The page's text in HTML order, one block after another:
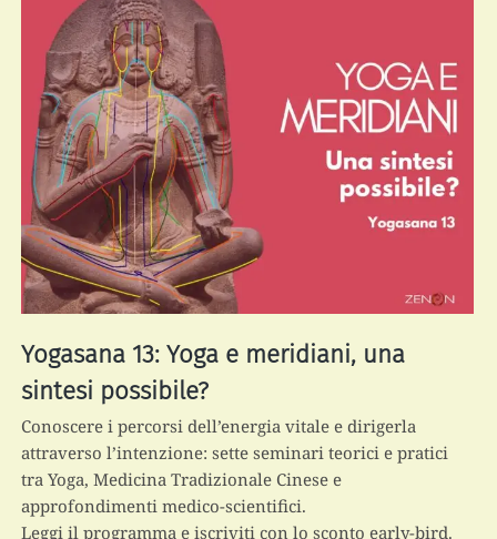
Yogasana 13: Yoga e meridiani, una
sintesi possibile?
Conoscere i percorsi dell’energia vitale e dirigerla
attraverso l’intenzione: sette seminari teorici e pratici
tra Yoga, Medicina Tradizionale Cinese e
approfondimenti medico-scientifici.
Leggi il programma e iscriviti con lo sconto early-bird.